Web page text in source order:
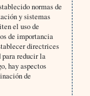
normas de
y sistemas
el uso de
de importancia
directrices
reducir la
hay aspectos
de